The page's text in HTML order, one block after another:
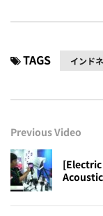
TAGS インド
Previous Video